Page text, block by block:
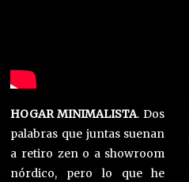
HOGAR MINIMALISTA. Dos
palabras que juntas suenan
a retiro zen o a showroom
nórdico, pero lo que he